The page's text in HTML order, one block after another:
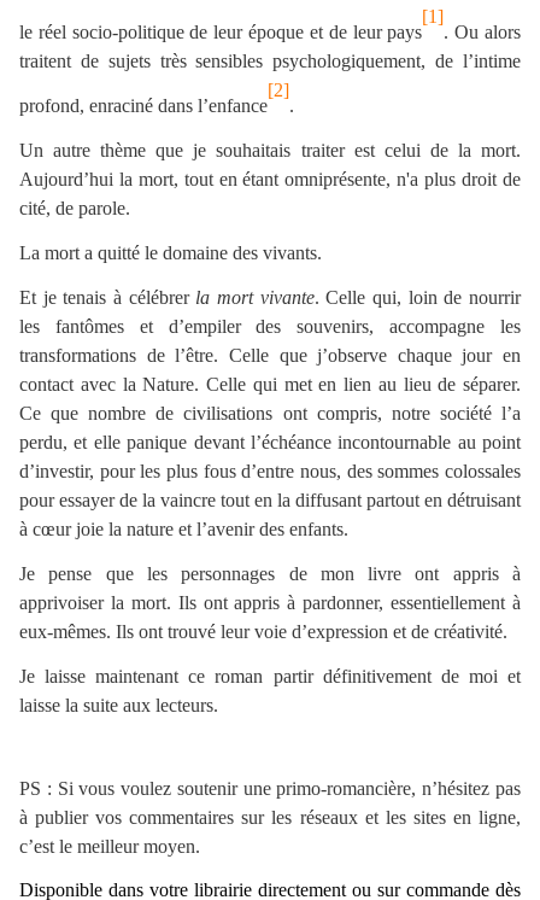
le réel socio-politique de leur époque et de leur pays
[1]
. Ou alors
traitent de sujets très sensibles psychologiquement, de l’intime
profond, enraciné dans l’enfance
[2]
.
Un autre thème que je souhaitais traiter est celui de la mort.
Aujourd’hui la mort, tout en étant omniprésente, n'a plus droit de
cité, de parole.
La mort a quitté le domaine des vivants.
Et je tenais à célébrer la mort vivante. Celle qui, loin de nourrir
les fantômes et d’empiler des souvenirs, accompagne les
transformations de l’être. Celle que j’observe chaque jour en
contact avec la Nature. Celle qui met en lien au lieu de séparer.
Ce que nombre de civilisations ont compris, notre société l’a
perdu, et elle panique devant l’échéance incontournable au point
d’investir, pour les plus fous d’entre nous, des sommes colossales
pour essayer de la vaincre tout en la diffusant partout en détruisant
à cœur joie la nature et l’avenir des enfants.
Je pense que les personnages de mon livre ont appris à
apprivoiser la mort. Ils ont appris à pardonner, essentiellement à
eux-mêmes. Ils ont trouvé leur voie d’expression et de créativité.
Je laisse maintenant ce roman partir définitivement de moi et
laisse la suite aux lecteurs.
PS : Si vous voulez soutenir une primo-romancière, n’hésitez pas
à publier vos commentaires sur les réseaux et les sites en ligne,
c’est le meilleur moyen.
Disponible dans votre librairie directement ou sur commande dès